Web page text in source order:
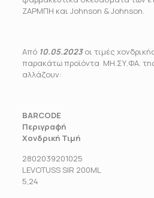
ΖΑΡΜΠΗ και Johnson & Johnson.
Από 10.05.2023οι τιμές
παρακάτω προϊόντα ΜΗ.ΣΥ.ΦΑ.
αλλάζουν:
BARCODE
Περιγραφή
Χονδρική Τιμή
2802039201025
LEVOTUSS SIR 200ML
5,24